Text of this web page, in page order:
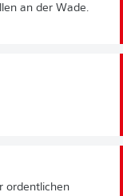
an der Wade.
ordentlichen